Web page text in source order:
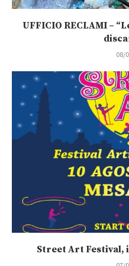
UFFICIO RECLAMI –
08/
Street Art Festival,